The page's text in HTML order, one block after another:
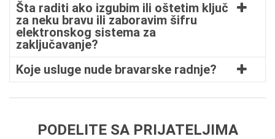
Šta raditi ako izgubim ili oštetim ključ
za neku bravu ili zaboravim šifru
elektronskog sistema za
zaključavanje?
Koje usluge nude bravarske radnje?
PODELITE SA PRIJATELJIMA